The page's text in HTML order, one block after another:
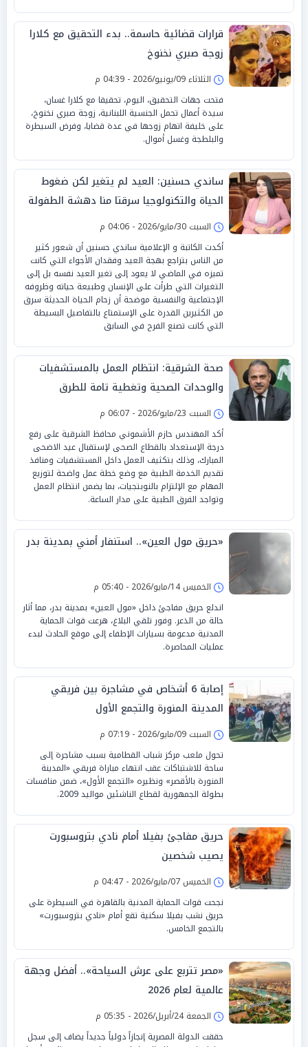
قرارات قضائية حاسمة.. بدء التحقيق مع كلارا
زوجة صبري نخنوخ
الثلاثاء 09/يونيو/2026 - 04:39 م
فتحت جهات التحقيق، اليوم، تحقيقا مع كلارا غسان،
سيدة أعمال تحمل الجنسية اللبنانية، زوجة صبري نخنوخ،
على خليفة اتهام زوجها في عدة قضايا، وفرض السيطرة
والبلطجة وغسل أموال.
ساندي حسنين: العيد لم يتغير لكن ضغوط
الحياة والتكنولوجيا سرقتا منا دهشة الطفولة
السبت 30/مايو/2026 - 04:06 م
أكدت الكاتبة و الإعلامية ساندي حسنين أن شعور كثير
من الناس بتراجع بهجة العيد وفقدان الأجواء التي كانت
تميزه في الماضي لا يعود إلى تغير العيد نفسه بل إلى
التغيرات التي طرأت على الإنسان وطبيعة حياته وظروفه
الإجتماعية والنفسية موضحة أن زحام الحياة الحديثة سرق
من الكثيرين القدرة على الإستمتاع بالتفاصيل البسيطة
التي كانت تصنع الفرح في السابق
صحة الشرقية: انتظام العمل بالمستشفيات
والوحدات الصحية وتغطية تامة للطرق
السريعة
السبت 23/مايو/2026 - 06:07 م
أكد المهندس حازم الأشموني محافظ الشرقية على رفع
درجة الإستعداد بالقطاع الصحى لإستقبال عيد الاضحى
المبارك، وذلك بتكثيف العمل داخل المستشفيات ومنافذ
تقديم الخدمة الطبية مع وضع خطة عمل واضحة لتوزيع
المهام مع الإلتزام بالنوبتجيات، بما يضمن انتظام العمل
وتواجد الفرق الطبية على مدار الساعة.
«حريق مول العين».. استنفار أمني بمدينة بدر
الخميس 14/مايو/2026 - 05:40 م
اندلع حريق مفاجئ داخل «مول العين» بمدينة بدر، مما أثار
حالة من الذعر. وفور تلقي البلاغ، هرعت قوات الحماية
المدنية مدعومة بسيارات الإطفاء إلى موقع الحادث لبدء
عمليات المحاصرة.
إصابة 6 أشخاص في مشاجرة بين فريقي
المدينة المنورة والتجمع الأول
السبت 09/مايو/2026 - 07:19 م
تحول ملعب مركز شباب القطامية بسبب مشاجرة إلى
ساحة للاشتباكات عقب انتهاء مباراة فريقي «المدينة
المنورة بالأقصر» ونظيره «التجمع الأول»، ضمن منافسات
بطولة الجمهورية لقطاع الناشئين مواليد 2009.
حريق مفاجئ بفيلا أمام نادي بتروسبورت
يصيب شخصين
الخميس 07/مايو/2026 - 04:47 م
نجحت قوات الحماية المدنية بالقاهرة في السيطرة على
حريق نشب بفيلا سكنية تقع أمام «نادي بتروسبورت»
بالتجمع الخامس.
«مصر تتربع على عرش السياحة».. أفضل وجهة
عالمية لعام 2026
الجمعة 24/أبريل/2026 - 05:35 م
حققت الدولة المصرية إنجازاً دولياً جديداً يضاف إلى سجل